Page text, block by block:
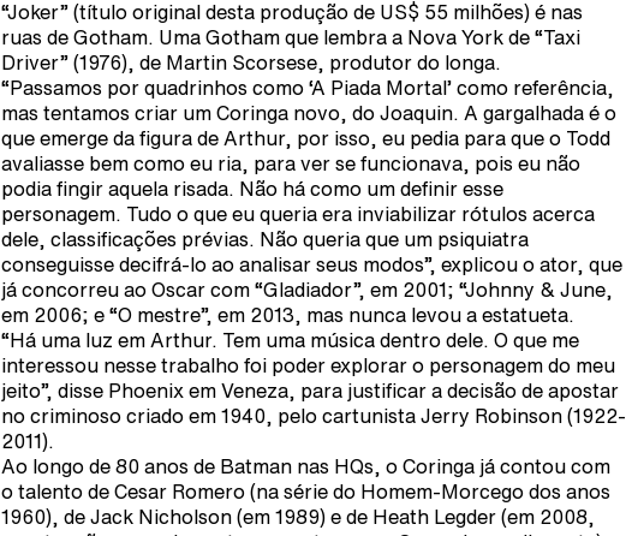
“Joker” (título original desta produção de US$ 55 milhões) é nas
ruas de Gotham. Uma Gotham que lembra a Nova York de “Taxi
Driver” (1976), de Martin Scorsese, produtor do longa.
“Passamos por quadrinhos como ‘A Piada Mortal’ como referência,
mas tentamos criar um Coringa novo, do Joaquin. A gargalhada é o
que emerge da figura de Arthur, por isso, eu pedia para que o Todd
avaliasse bem como eu ria, para ver se funcionava, pois eu não
podia fingir aquela risada. Não há como um definir esse
personagem. Tudo o que eu queria era inviabilizar rótulos acerca
dele, classificações prévias. Não queria que um psiquiatra
conseguisse decifrá-lo ao analisar seus modos”, explicou o ator, que
já concorreu ao Oscar com “Gladiador”, em 2001; “Johnny & June,
em 2006; e “O mestre”, em 2013, mas nunca levou a estatueta.
“Há uma luz em Arthur. Tem uma música dentro dele. O que me
interessou nesse trabalho foi poder explorar o personagem do meu
jeito”, disse Phoenix em Veneza, para justificar a decisão de apostar
no criminoso criado em 1940, pelo cartunista Jerry Robinson (1922-
2011).
Ao longo de 80 anos de Batman nas HQs, o Coringa já contou com
o talento de Cesar Romero (na série do Homem-Morcego dos anos
1960), de Jack Nicholson (em 1989) e de Heath Legder (em 2008,